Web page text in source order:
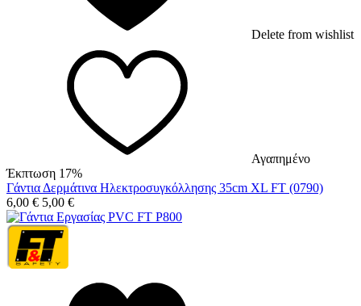
Delete from wishlist
Αγαπημένο
Έκπτωση 17%
Γάντια Δερμάτινα Ηλεκτροσυγκόλλησης 35cm XL FT (0790)
6,00 € 5,00 €